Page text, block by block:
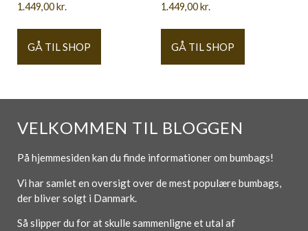
1.449,00kr.
GÅ TIL SHOP
1.449,00kr.
GÅ TIL SHOP
VELKOMMEN TIL BLOGGEN
På hjemmesiden kan du finde informationer om bumbags!
Vi har samlet en oversigt over de mest populære bumbags,
der bliver solgt i Danmark.
Så slipper du for at skulle sammenligne et utal af